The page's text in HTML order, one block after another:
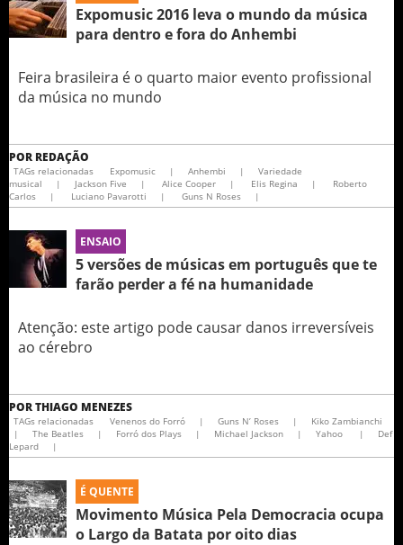
Expomusic 2016 leva o mundo da música
para dentro e fora do Anhembi
Feira brasileira é o quarto maior evento profissional
da música no mundo
POR REDAÇÃO
TAGs relacionadas Expomusic | Anhembi |
Variedade
musical
| Jackson Five | Alice Cooper | Elis Regina |
Roberto
Carlos
| Luciano Pavarotti | Guns N Roses |
ENSAIO
5 versões de músicas em português que te
farão perder a fé na humanidade
Atenção: este artigo pode causar danos irreversíveis
ao cérebro
PORTHIAGO MENEZES
TAGs relacionadas Venenos do Forró | Guns N’ Roses |
Kiko Zambianchi
|
The Beatles | Forró dos Plays | Michael Jackson | Yahoo |
Def
Lepard
|
É QUENTE
Movimento Música Pela Democracia ocupa
o Largo da Batata por oito dias